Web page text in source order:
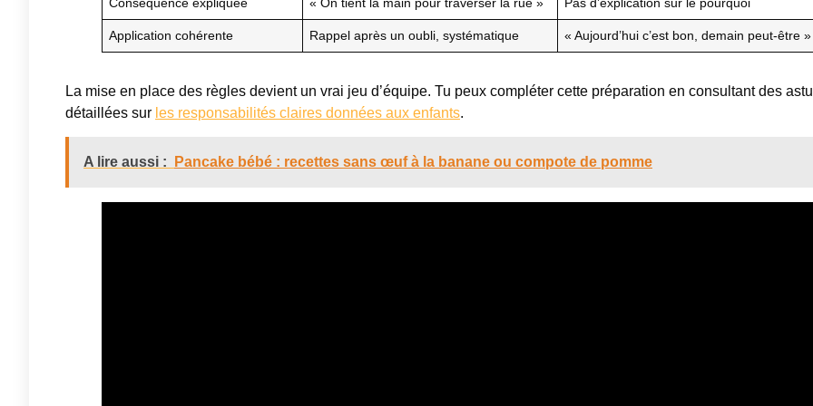
Application cohérente Rappel après un oubli, systématique « Aujourd’hui c’est bon, demain peut-être »
La mise en place des règles devient un vrai jeu d’équipe. Tu peux compléter cette préparation en consultant des
détaillées sur les responsabilités claires données aux enfants.
A lire aussi : Pancake bébé : recettes sans œuf à la banane ou compote de pomme